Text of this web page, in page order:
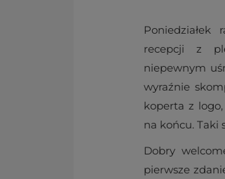
recepcji z
niepewnym
wyraźnie
koperta z
na końcu. Taki
Dobry
pierwsze